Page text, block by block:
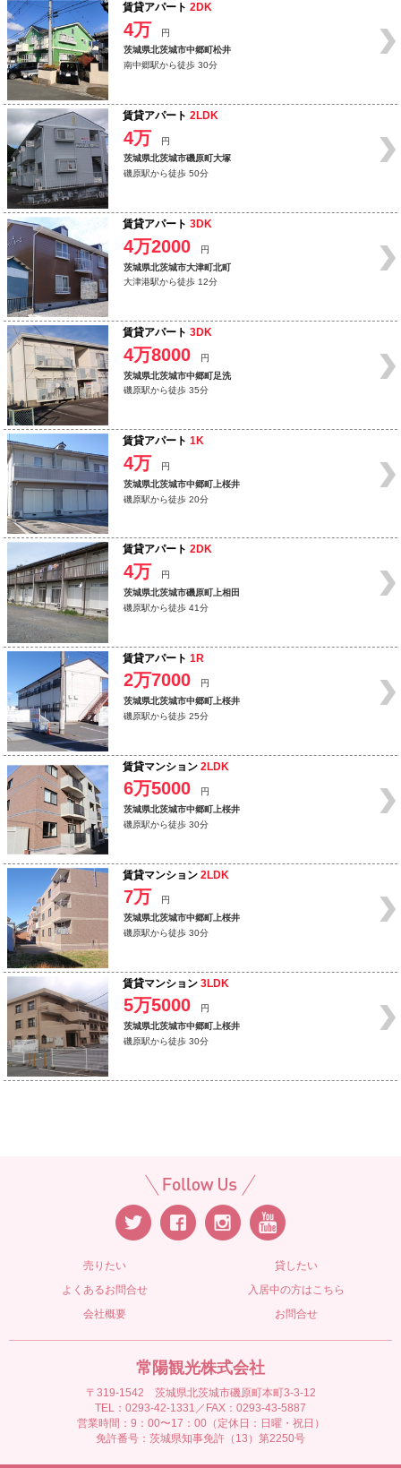
賃貸アパート 2DK
4万
円
茨城県北茨城市中郷町松井
南中郷駅から徒歩 30分
賃貸アパート 2LDK
4万
円
茨城県北茨城市磯原町大塚
磯原駅から徒歩 50分
賃貸アパート 3DK
4万2000
円
茨城県北茨城市大津町北町
大津港駅から徒歩 12分
賃貸アパート 3DK
4万8000
円
茨城県北茨城市中郷町足洗
磯原駅から徒歩 35分
賃貸アパート 1K
4万
円
茨城県北茨城市中郷町上桜井
磯原駅から徒歩 20分
賃貸アパート 2DK
4万
円
茨城県北茨城市磯原町上相田
磯原駅から徒歩 41分
賃貸アパート 1R
2万7000
円
茨城県北茨城市中郷町上桜井
磯原駅から徒歩 25分
賃貸マンション 2LDK
6万5000
円
茨城県北茨城市中郷町上桜井
磯原駅から徒歩 30分
賃貸マンション 2LDK
7万
円
茨城県北茨城市中郷町上桜井
磯原駅から徒歩 30分
賃貸マンション 3LDK
5万5000
円
茨城県北茨城市中郷町上桜井
磯原駅から徒歩 30分
売りたい
貸したい
よくあるお問合せ
入居中の方はこちら
会社概要
お問合せ
常陽観光株式会社
〒319-1542 茨城県北茨城市磯原町本町3-3-12
TEL：0293-42-1331／FAX：0293-43-5887
営業時間：9：00〜17：00（定休日：日曜・祝日）
免許番号：茨城県知事免許（13）第2250号